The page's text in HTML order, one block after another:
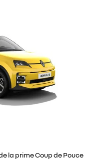
la prime Coup de Pouce